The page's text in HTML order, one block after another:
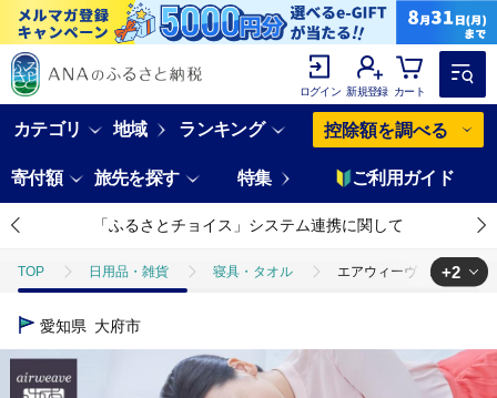
ログイン 新規登録 カート
カテゴリ 地域 ランキング 控除額を調べる
寄付額 旅先を探す 特集 ご利用ガイド
「ふるさとチョイス」システム連携に関して
TOP 日用品・雑貨 寝具・タオル エアウィーヴ スマート
TOP
TOP その他ファッション エアウィーヴ ス
+2
愛知県 大府市